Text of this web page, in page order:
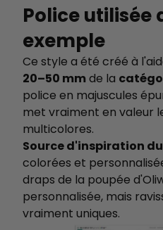
Police utilisée
exemple
Ce style a été créé à
20–50 mm de la
police en majuscules
met vraiment en valeur
multicolores.
Source d'inspiration
colorées et
draps de la poupée
personnalisée, mais
vraiment uniques.